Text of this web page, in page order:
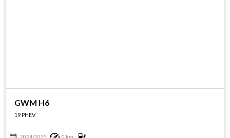
GWM H6
19 PHEV
2024/2025 0 km